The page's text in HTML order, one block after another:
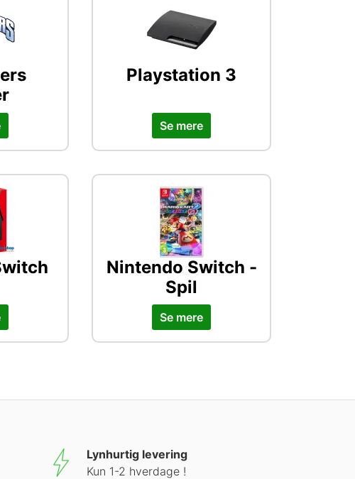
Playstation 3
Se mere
Nintendo Switch -
Spil
Se mere
Lynhurtig levering
Kun 1-2 hverdage !